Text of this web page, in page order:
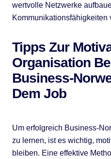
wertvolle Netzwerke
Kommunikationsfähigkeiten
Tipps Zur
Organisation
Business-
Dem Job
Um erfolgreich Business-
zu lernen, ist es wichtig,
bleiben. Eine effektive